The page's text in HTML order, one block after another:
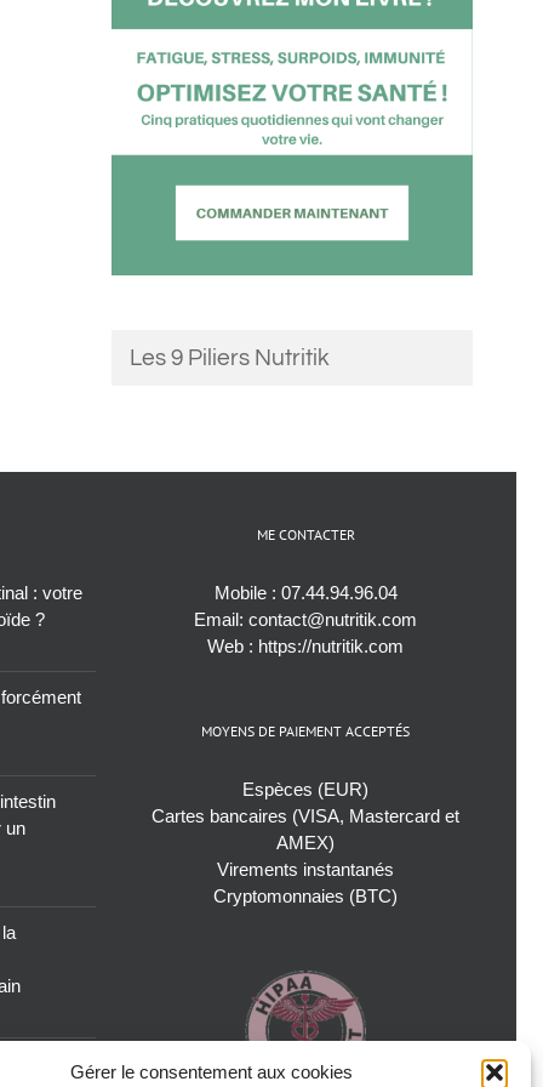
Gérer le consentement aux cookies
Les 9 Piliers Nutritik
: votre
?
un
pour
ME CONTACTER
Mobile : 07.44.94.96.04
Email:contact@nutritik.com
Web : https://nutritik.com
MOYENS DE PAIEMENT ACCEPTÉS
Espèces (EUR)
Cartes bancaires (VISA, Mastercard et
AMEX)
Virements instantanés
Cryptomonnaies (BTC)